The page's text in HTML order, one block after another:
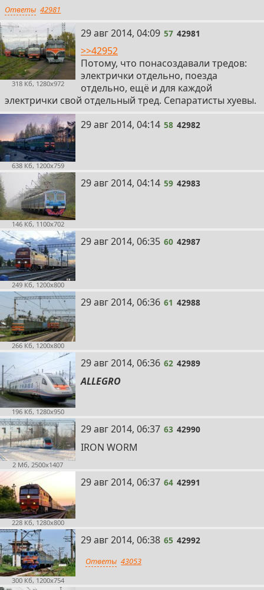
Ответы 42981
318 Кб, 1280x972
57
29 авг 2014, 04:09 57 42981
>>42952
Потому, что понасоздавали тредов:
электрички отдельно, поезда
отдельно, ещё и для каждой
электрички свой отдельный тред. Сепаратисты хуевы.
638 Кб, 1200x759
58
29 авг 2014, 04:14 58 42982
146 Кб, 1100x702
59
29 авг 2014, 04:14 59 42983
249 Кб, 1200x800
60
29 авг 2014, 06:35 60 42987
266 Кб, 1200x800
61
29 авг 2014, 06:36 61 42988
196 Кб, 1280x950
62
29 авг 2014, 06:36 62 42989
ALLEGRO
2 Мб, 2500x1407
63
29 авг 2014, 06:37 63 42990
IRON WORM
228 Кб, 1280x800
64
29 авг 2014, 06:37 64 42991
300 Кб, 1200x754
65
29 авг 2014, 06:38 65 42992
Ответы 43053